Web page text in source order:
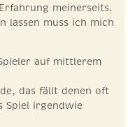
meinerseits.
lassen muss ich mich
auf mittlerem
das fällt denen oft
Spiel irgendwie